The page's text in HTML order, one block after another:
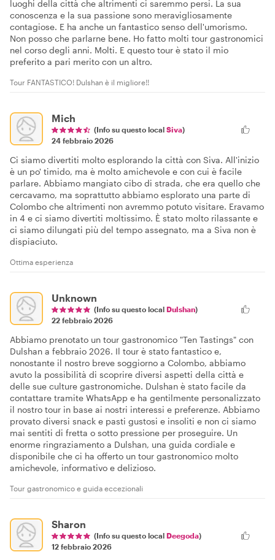
luoghi della città che altrimenti ci saremmo persi. La sua
conoscenza e la sua passione sono meravigliosamente
contagiose. E ha anche un fantastico senso dell'umorismo.
Non posso che parlarne bene. Ho fatto molti tour gastronomici
nel corso degli anni. Molti. E questo tour è stato il mio
preferito a pari merito con un altro.
Tour FANTASTICO! Dulshan è il migliore!!
Mich
(Info su questo local Siva)
24 febbraio 2026
Ci siamo divertiti molto esplorando la città con Siva. All'inizio
è un po' timido, ma è molto amichevole e con cui è facile
parlare. Abbiamo mangiato cibo di strada, che era quello che
cercavamo, ma soprattutto abbiamo esplorato una parte di
Colombo che altrimenti non avremmo potuto visitare. Eravamo
in 4 e ci siamo divertiti moltissimo. È stato molto rilassante e
ci siamo dilungati più del tempo assegnato, ma a Siva non è
dispiaciuto.
Ottima esperienza
Unknown
(Info su questo local Dulshan)
22 febbraio 2026
Abbiamo prenotato un tour gastronomico "Ten Tastings" con
Dulshan a febbraio 2026. Il tour è stato fantastico e,
nonostante il nostro breve soggiorno a Colombo, abbiamo
avuto la possibilità di scoprire diversi aspetti della città e
delle sue culture gastronomiche. Dulshan è stato facile da
contattare tramite WhatsApp e ha gentilmente personalizzato
il nostro tour in base ai nostri interessi e preferenze. Abbiamo
provato diversi snack e pasti gustosi e insoliti e non ci siamo
mai sentiti di fretta o sotto pressione per proseguire. Un
enorme ringraziamento a Dulshan, una guida cordiale e
disponibile che ci ha offerto un tour gastronomico molto
amichevole, informativo e delizioso.
Tour gastronomico e guida eccezionali
Sharon
(Info su questo local Deegoda)
12 febbraio 2026